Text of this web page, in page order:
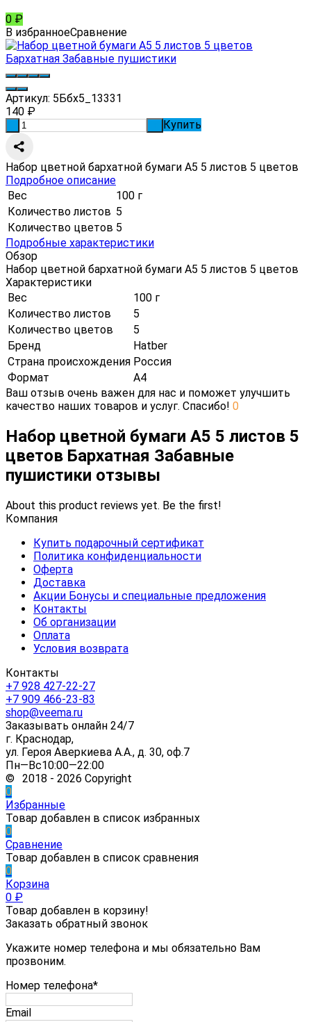
0 ₽
В избранноеСравнение
Артикул: 5Ббх5_13331
140 ₽
Купить
Набор цветной бархатной бумаги А5 5 листов 5 цветов
Подробное описание
Вес
100 г
Количество листов 5
Количество цветов 5
Подробные характеристики
Обзор
Набор цветной бархатной бумаги А5 5 листов 5 цветов
Характеристики
Вес
100 г
Количество листов
5
Количество цветов
5
Бренд
Hatber
Страна происхождения Россия
Формат
А4
Ваш отзыв очень важен для нас и поможет улучшить
качество наших товаров и услуг. Спасибо! 0
Набор цветной бумаги А5 5 листов 5
цветов Бархатная Забавные
пушистики отзывы
About this product reviews yet. Be the first!
Компания
Купить подарочный сертификат
Политика конфиденциальности
Оферта
Доставка
Акции Бонусы и специальные предложения
Контакты
Об организации
Оплата
Условия возврата
Контакты
+7 928 427-22-27
+7 909 466-23-83
shop@veema.ru
Заказывать онлайн 24/7
г. Краснодар,
ул. Героя Аверкиева А.А., д. 30, оф.7
Пн—Вс10:00—22:00
© 2018 - 2026 Copyright
0
Избранные
Товар добавлен в список избранных
0
Сравнение
Товар добавлен в список сравнения
0
Корзина
0 ₽
Товар добавлен в корзину!
Заказать обратный звонок
Укажите номер телефона и мы обязательно Вам
прозвоним.
Номер телефона*
Email